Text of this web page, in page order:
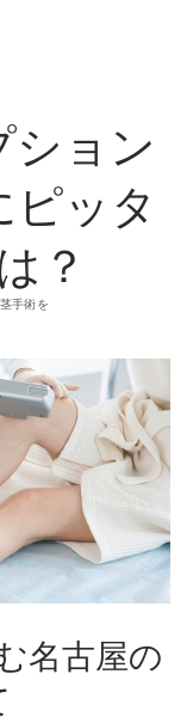
ション
ッタ
？
手術を
名古屋の